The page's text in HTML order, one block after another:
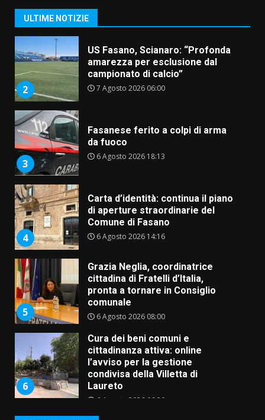
ULTIME NOTIZIE
1
2
US Fasano, Scianaro: “Profonda
amarezza per esclusione dal
campionato di calcio”
7 Agosto 2026 06:00
3
Fasanese ferito a colpi di arma
da fuoco
6 Agosto 2026 18:13
4
Carta d’identità: continua il piano
di aperture straordinarie del
Comune di Fasano
6 Agosto 2026 14:16
5
Grazia Neglia, coordinatrice
cittadina di Fratelli d’Italia,
pronta a tornare in Consiglio
comunale
6 Agosto 2026 08:00
6
Cura dei beni comuni e
cittadinanza attiva: online
l’avviso per la gestione
condivisa della Villetta di
Laureto
6 Agosto 2026 06:20